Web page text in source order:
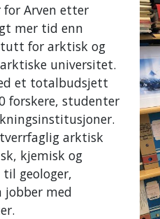
Arven etter
mer tid enn
for arktisk og
universitet.
et totalbudsjett
forskere, studenter
arktisk
kjemisk og
geologer,
jobber med